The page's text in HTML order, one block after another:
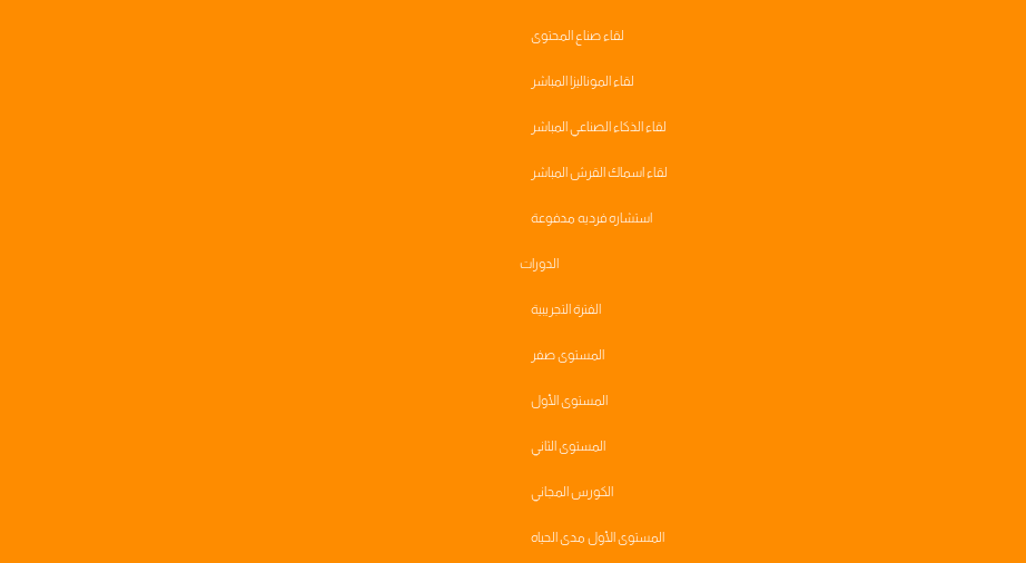
لقاء صناع المحتوى
لقاء الموناليزا المباشر
لقاء الذكاء الصناعي المباشر
لقاء اسماك القرش المباشر
استشاره فرديه مدفوعة
الدورات
الفترة التجريبية
المستوى صفر
المستوى الأول
المستوى الثاني
الكورس المجاني
المستوى الأول مدى الحياه